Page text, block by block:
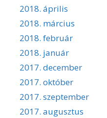
2018. április
2018. március
2018. február
2018. január
2017. december
2017. október
2017. szeptember
2017. augusztus